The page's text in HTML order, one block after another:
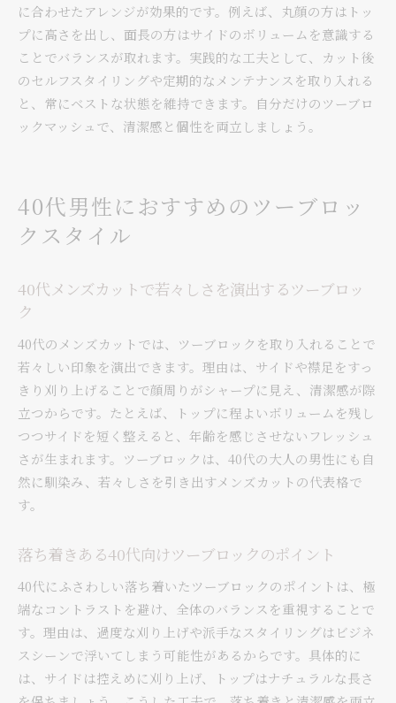
に合わせたアレンジが効果的です。例えば、丸顔の方はトッ
プに高さを出し、面長の方はサイドのボリュームを意識する
ことでバランスが取れます。実践的な工夫として、カット後
のセルフスタイリングや定期的なメンテナンスを取り入れる
と、常にベストな状態を維持できます。自分だけのツーブロ
ックマッシュで、清潔感と個性を両立しましょう。
40代男性におすすめのツーブロッ
クスタイル
40代メンズカットで若々しさを演出するツーブロッ
ク
40代のメンズカットでは、ツーブロックを取り入れることで
若々しい印象を演出できます。理由は、サイドや襟足をすっ
きり刈り上げることで顔周りがシャープに見え、清潔感が際
立つからです。たとえば、トップに程よいボリュームを残し
つつサイドを短く整えると、年齢を感じさせないフレッシュ
さが生まれます。ツーブロックは、40代の大人の男性にも自
然に馴染み、若々しさを引き出すメンズカットの代表格で
す。
落ち着きある40代向けツーブロックのポイント
40代にふさわしい落ち着いたツーブロックのポイントは、極
端なコントラストを避け、全体のバランスを重視することで
す。理由は、過度な刈り上げや派手なスタイリングはビジネ
スシーンで浮いてしまう可能性があるからです。具体的に
は、サイドは控えめに刈り上げ、トップはナチュラルな長さ